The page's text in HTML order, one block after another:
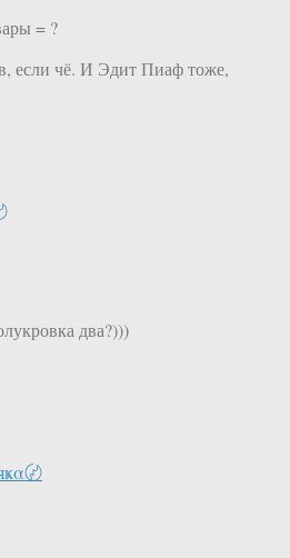
= ?
если чё. И Эдит Пиаф тоже,
два?)))
〄